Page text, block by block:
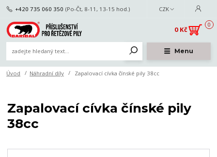
Menu
CZK
+420 735 060 350 (Po-Čt, 8-11, 13-15 hod.)
0
0 Kč
Úvod Náhradní díly Zapalovací cívka čínské pily 38cc
Zapalovací cívka čínské pily
38cc